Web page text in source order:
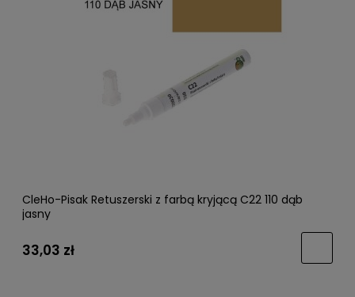
CleHo-Pisak Retuszerski z farbą kryjącą C22 110 dąb
jasny
33,03 zł